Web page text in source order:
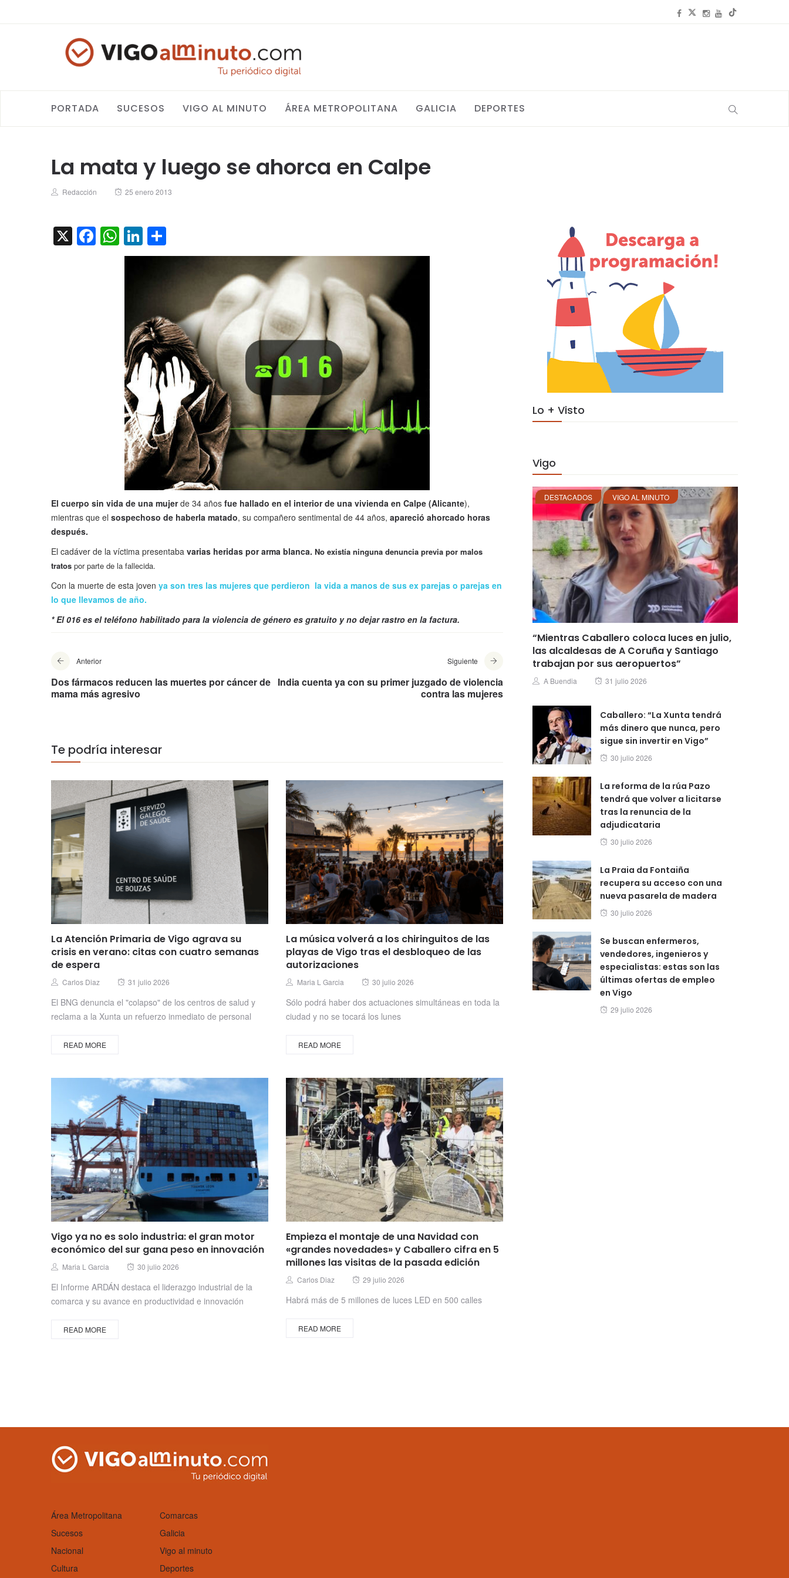
PORTADA SUCESOS VIGO AL MINUTO ÁREA METROPOLITANA GALICIA DEPORTES
La mata y luego se ahorca en Calpe
Author
Redacción
Posted
25 enero 2013
X Facebook
WhatsApp
LinkedIn
El cuerpo sin vida de una mujerde 34 años fue hallado en el interior de una vivienda en Calpe (Alicante),
mientras que el sospechoso de haberla matado, su compañero sentimental de 44 años, apareció ahorcado horas
después.
El cadáver de la víctima presentaba varias heridas por arma blanca. No existía ninguna denuncia previa por malos
tratos por parte de la fallecida.
Con la muerte de esta joven ya son tres las mujeres que perdieron la vida a manos de sus ex parejas o parejas en
lo que llevamos de año.
* El 016 es el teléfono habilitado para la violencia de género es gratuito y no dejar rastro en la factura.
Anterior
Dos fármacos reducen las muertes por cáncer de
mama más agresivo
Siguiente
India cuenta ya con su primer juzgado de violencia
contra las mujeres
Te podría interesar
La Atención Primaria de Vigo agrava su
crisis en verano: citas con cuatro semanas
de espera
Author
Carlos Diaz
Posted
31 julio 2026
El BNG denuncia el "colapso" de los centros de salud y
reclama a la Xunta un refuerzo inmediato de personal
READ MORE
La música volverá a los chiringuitos de las
playas de Vigo tras el desbloqueo de las
autorizaciones
Author
Maria L Garcia
Posted
30 julio 2026
Sólo podrá haber dos actuaciones simultáneas en toda la
ciudad y no se tocará los lunes
READ MORE
Vigo ya no es solo industria: el gran motor
económico del sur gana peso en innovación
Author
Maria L Garcia
Posted
30 julio 2026
El Informe ARDÁN destaca el liderazgo industrial de la
comarca y su avance en productividad e innovación
READ MORE
Empieza el montaje de una Navidad con
«grandes novedades» y Caballero cifra en 5
millones las visitas de la pasada edición
Author
Carlos Diaz
Posted
29 julio 2026
Habrá más de 5 millones de luces LED en 500 calles
READ MORE
Lo + Visto
Vigo
DESTACADOS VIGO AL MINUTO
“Mientras Caballero coloca luces en julio,
las alcaldesas de A Coruña y Santiago
trabajan por sus aeropuertos”
Author
A Buendia
Posted
31 julio 2026
Caballero: “La Xunta tendrá
más dinero que nunca, pero
sigue sin invertir en Vigo”
Posted
30 julio 2026
La reforma de la rúa Pazo
tendrá que volver a licitarse
tras la renuncia de la
adjudicataria
Posted
30 julio 2026
La Praia da Fontaiña
recupera su acceso con una
nueva pasarela de madera
Posted
30 julio 2026
Se buscan enfermeros,
vendedores, ingenieros y
especialistas: estas son las
últimas ofertas de empleo
en Vigo
Posted
29 julio 2026
Área Metropolitana
Comarcas
Sucesos
Galicia
Nacional
Vigo al minuto
Cultura
Deportes